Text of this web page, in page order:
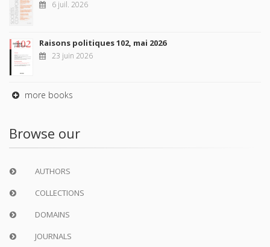
6 juil. 2026
Raisons politiques 102, mai 2026
23 juin 2026
more books
Browse our
AUTHORS
COLLECTIONS
DOMAINS
JOURNALS